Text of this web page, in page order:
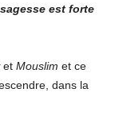
est forte
et Mouslim et ce
dans la